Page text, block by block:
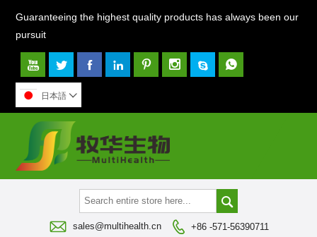
Guaranteeing the highest quality products has always been our
pursuit
       
日本語 

 sales@multihealth.cn  +86 -571-56390711